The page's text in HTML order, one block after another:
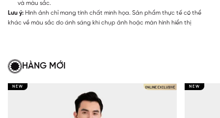
và màu sắc.
Lưu ý: Hình ảnh chỉ mang tính chất minh họa. Sản phẩm thực tế có thể
khác về màu sắc do ánh sáng khi chụp ảnh hoặc màn hình hiển thị
HÀNG MỚI
NEW NEW